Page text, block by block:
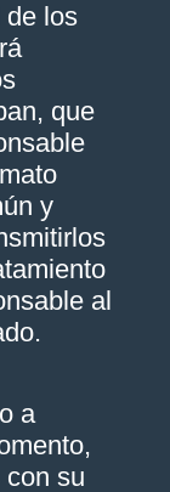
de los
que
y
al
a
su